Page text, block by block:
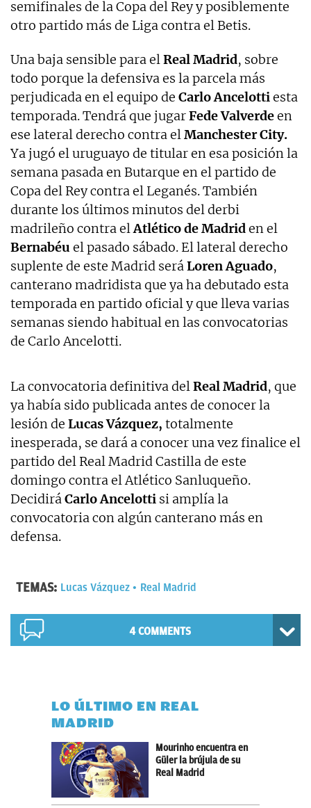
semifinales de la Copa del Rey y posiblemente
otro partido más de Liga contra el Betis.
Una baja sensible para elReal Madrid, sobre
todo porque la defensiva es la parcela más
perjudicada en el equipo de Carlo Ancelottiesta
temporada. Tendrá que jugarFede Valverdeen
ese lateral derecho contra elManchester City.
Ya jugó el uruguayo de titular en esa posición la
semana pasada en Butarque en el partido de
Copa del Rey contra el Leganés. También
durante los últimos minutos del derbi
madrileño contra elAtlético de Madriden el
Bernabéu el pasado sábado. El lateral derecho
suplente de este Madrid seráLoren Aguado,
canterano madridista que ya ha debutado esta
temporada en partido oficial y que lleva varias
semanas siendo habitual en las convocatorias
de Carlo Ancelotti.
La convocatoria definitiva delReal Madrid, que
ya había sido publicada antes de conocer la
lesión de Lucas Vázquez, totalmente
inesperada, se dará a conocer una vez finalice el
partido del Real Madrid Castilla de este
domingo contra el Atlético Sanluqueño.
DecidiráCarlo Ancelotti si amplía la
convocatoria con algún canterano más en
defensa.
TEMAS: Lucas Vázquez Real Madrid
4 COMMENTS
LO ÚLTIMO EN REAL
MADRID
Mourinho encuentra en
Güler la brújula de su
Real Madrid